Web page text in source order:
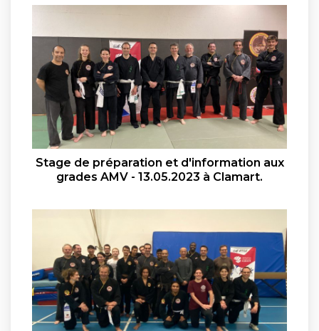
Stage de préparation et d'information aux
grades AMV - 13.05.2023 à Clamart.